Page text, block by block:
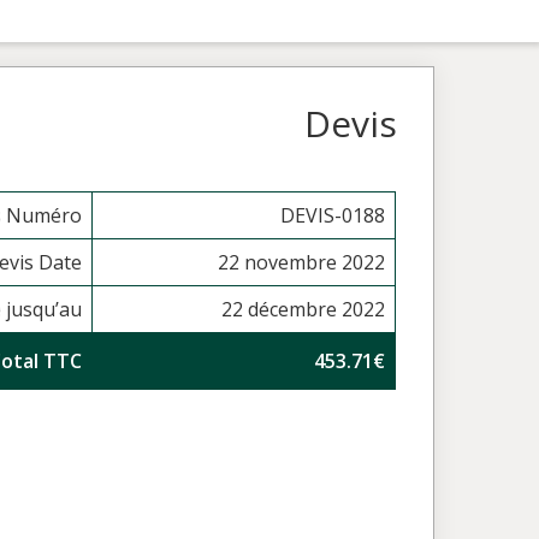
Devis
Numéro
DEVIS-0188
Date
22 novembre 2022
22 décembre 2022
TTC
453.71€